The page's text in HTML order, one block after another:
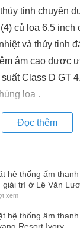
tinh chuyên
củ loa 6.5
và thủy tinh
âm cao được
Class D GT
loa .
Đọc thêm
hệ thống ấm
giải trí ở Lê Văn
xem
hệ thống âm